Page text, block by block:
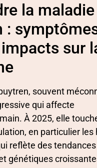
la
:
sur
souvent
qui affecte
À 2025, elle
en particulier
reflète des tendances
génétiques